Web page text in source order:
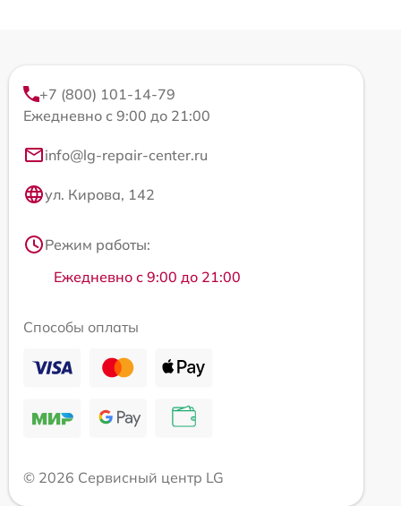
+7 (800) 101-14-79
Ежедневно с 9:00 до 21:00
info@lg-repair-center.ru
ул. Кирова, 142
Режим работы:
Ежедневно с 9:00 до 21:00
Способы оплаты
© 2026 Сервисный центр LG